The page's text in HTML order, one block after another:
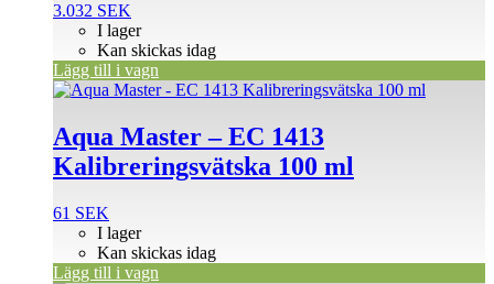
3.032 SEK
I lager
Kan skickas idag
Lägg till i vagn
Aqua Master – EC 1413
Kalibreringsvätska 100 ml
61 SEK
I lager
Kan skickas idag
Lägg till i vagn